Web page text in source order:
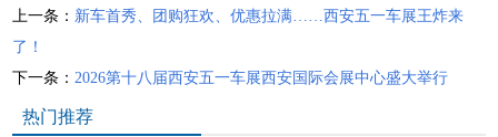
上一条： 新车首秀、团购狂欢、优惠拉满……西安五一车展王炸来
了！
下一条： 2026第十八届西安五一车展西安国际会展中心盛大举行
热门推荐